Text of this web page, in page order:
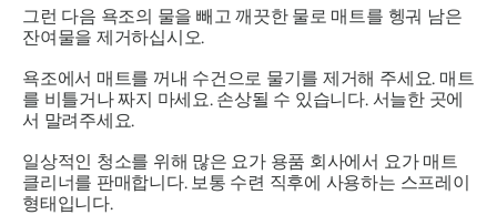
그런 다음 욕조의 물을 빼고 깨끗한 물로 매트를 헹궈 남은
잔여물을 제거하십시오.
욕조에서 매트를 꺼내 수건으로 물기를 제거해 주세요. 매트
를 비틀거나 짜지 마세요. 손상될 수 있습니다. 서늘한 곳에
서 말려주세요.
일상적인 청소를 위해 많은 요가 용품 회사에서 요가 매트
클리너를 판매합니다. 보통 수련 직후에 사용하는 스프레이
형태입니다.